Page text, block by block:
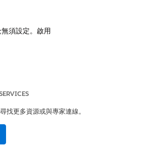
須設定。啟用
找更多資源或與專家連線。